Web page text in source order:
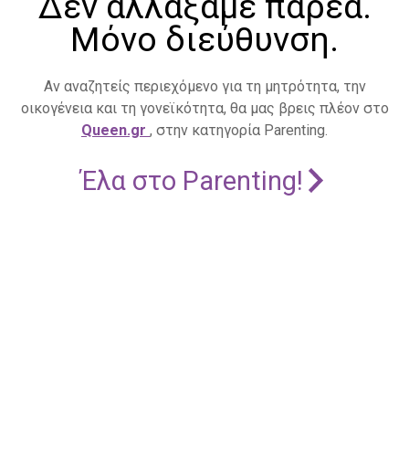
Μόνο διεύθυνση.
Αν αναζητείς περιεχόμενο για τη μητρότητα, την
οικογένεια και τη γονεϊκότητα, θα μας βρεις πλέον στο
Queen.gr , στην κατηγορία Parenting.
Έλα στο Parenting!